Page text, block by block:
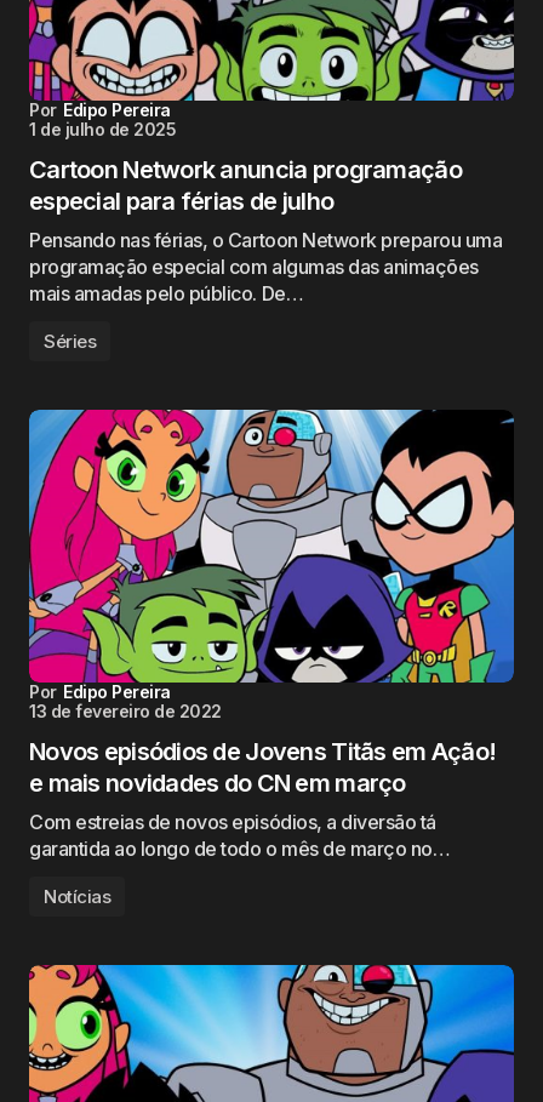
Por Edipo Pereira
1 de julho de 2025
Cartoon Network anuncia programação
especial para férias de julho
Pensando nas férias, o Cartoon Network preparou uma
programação especial com algumas das animações
mais amadas pelo público. De…
Séries
Por Edipo Pereira
13 de fevereiro de 2022
Novos episódios de Jovens Titãs em Ação!
e mais novidades do CN em março
Com estreias de novos episódios, a diversão tá
garantida ao longo de todo o mês de março no…
Notícias